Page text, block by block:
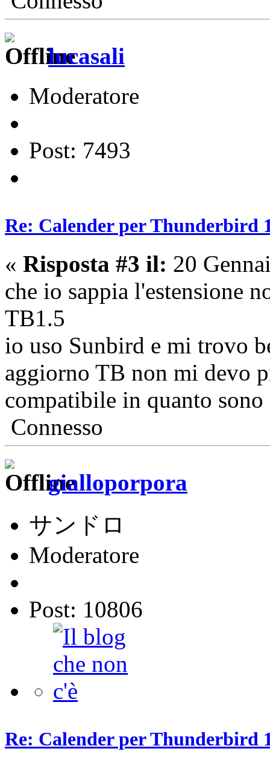
lucasali
Moderatore
Post: 7493
Re: Calender per Thunderbird
« Risposta #3 il: 20
che io sappia l'estensione
TB1.5
io uso Sunbird e mi trovo
aggiorno TB non mi devo
compatibile in quanto
Connesso
gialloporpora
サンドロ
Moderatore
Post: 10806
Re: Calender per Thunderbird